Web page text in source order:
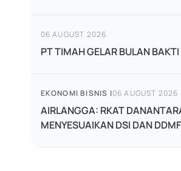
06 AUGUST 2026
PT TIMAH GELAR BULAN BAKTI
EKONOMI BISNIS |06 AUGUST 2026
AIRLANGGA: RKAT
MENYESUAIKAN DSI DAN DDMF